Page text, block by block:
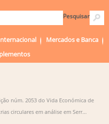
Pesquisar
Mercados e Banca
núm. 2053 do Vida Económica de
circulares em análise em Serr...